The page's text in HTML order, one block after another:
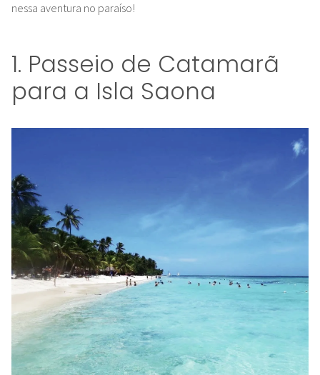
nessa aventura no paraíso!
1. Passeio de Catamarã
para a Isla Saona